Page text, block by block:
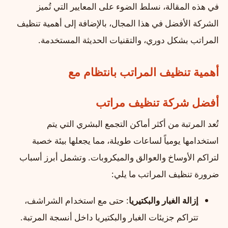
في هذه المقالة، نسلط الضوء على المعايير التي تُميز
الشركة الأفضل في هذا المجال، بالإضافة إلى أهمية تنظيف
المراتب بشكل دوري، والتقنيات الحديثة المستخدمة.
أهمية تنظيف المراتب بانتظام مع
أفضل شركة تنظيف مراتب
تُعد المرتبة من أكثر أماكن التجمع البشري التي يتم
استخدامها يومياً لساعات طويلة، مما يجعلها بيئة خصبة
لتراكم الأوساخ والعوالق والميكروبات. وتشمل أبرز أسباب
ضرورة تنظيف المراتب ما يلي:
إزالة الغبار والبكتيريا: حتى مع استخدام الشراشف،
تتراكم جزيئات الغبار والبكتيريا داخل أنسجة المرتبة.